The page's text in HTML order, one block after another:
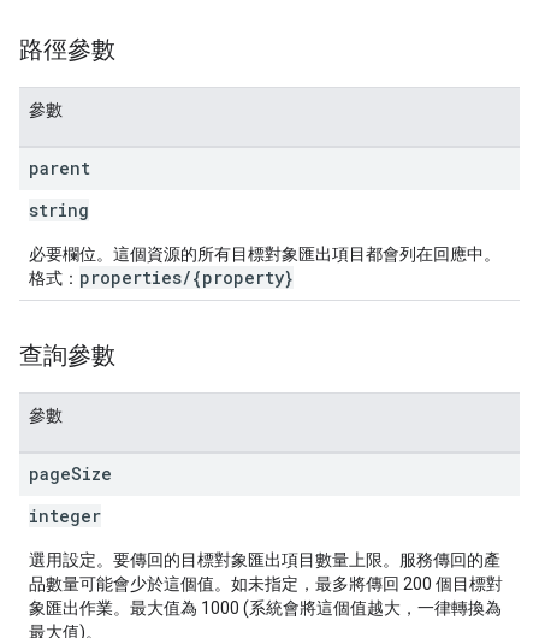
路徑參數
參數
parent
string
必要欄位。這個資源的所有目標對象匯出項目都會列在回應中。
格式： properties/{property}
查詢參數
參數
pageSize
integer
選用設定。要傳回的目標對象匯出項目數量上限。服務傳回的產
品數量可能會少於這個值。如未指定，最多將傳回 200 個目標對
象匯出作業。最大值為 1000 (系統會將這個值越大，一律轉換為
最大值)。